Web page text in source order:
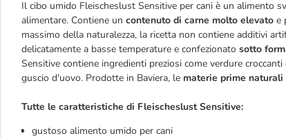
Il cibo umido Fleischeslust Sensitive per cani è un alimento
alimentare. Contiene un contenuto di carne molto elevato e
massimo della naturalezza, la ricetta non contiene additivi
delicatamente a basse temperature e confezionato sotto
Sensitive contiene ingredienti preziosi come verdure
guscio d'uovo. Prodotte in Baviera, le materie prime naturali
Tutte le caratteristiche di Fleischeslust Sensitive:
gustoso alimento umido per cani